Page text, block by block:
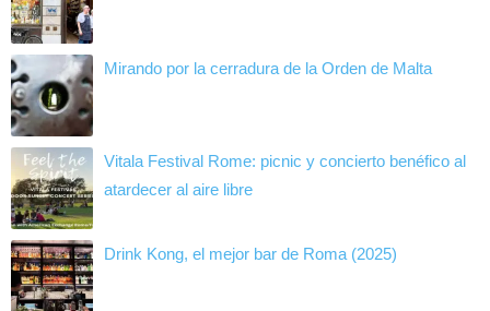
Mirando por la cerradura de la Orden de Malta
Vitala Festival Rome: picnic y concierto benéfico al
atardecer al aire libre
Drink Kong, el mejor bar de Roma (2025)